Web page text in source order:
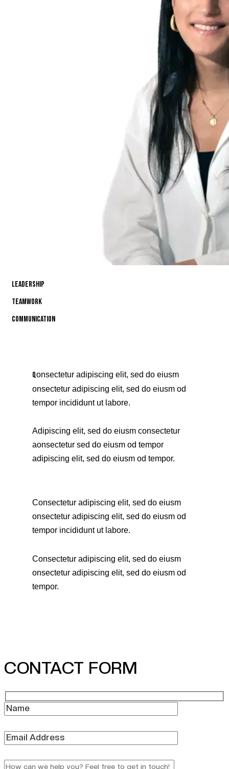
Leadership
Teamwork
Communication
Qonsectetur adipiscing elit, sed do eiusm
onsectetur adipiscing elit, sed do eiusm od
tempor incididunt ut labore.
Adipiscing elit, sed do eiusm consectetur
aonsectetur sed do eiusm od tempor
adipiscing elit, sed do eiusm od tempor.
Consectetur adipiscing elit, sed do eiusm
onsectetur adipiscing elit, sed do eiusm od
tempor incididunt ut labore.
Consectetur adipiscing elit, sed do eiusm
onsectetur adipiscing elit, sed do eiusm od
tempor.
CONTACT FORM